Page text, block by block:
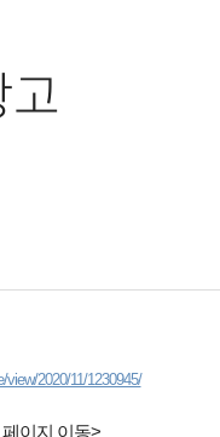
view/2020/11/1230945/
이지 이동>